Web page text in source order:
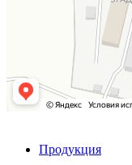
Продукция